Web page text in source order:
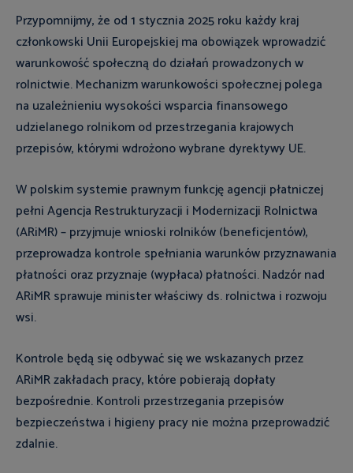
Przypomnijmy, że od 1 stycznia 2025 roku każdy kraj
członkowski Unii Europejskiej ma obowiązek wprowadzić
warunkowość społeczną do działań prowadzonych w
rolnictwie. Mechanizm warunkowości społecznej polega
na uzależnieniu wysokości wsparcia finansowego
udzielanego rolnikom od przestrzegania krajowych
przepisów, którymi wdrożono wybrane dyrektywy UE.
W polskim systemie prawnym funkcję agencji płatniczej
pełni Agencja Restrukturyzacji i Modernizacji Rolnictwa
(ARiMR) – przyjmuje wnioski rolników (beneficjentów),
przeprowadza kontrole spełniania warunków przyznawania
płatności oraz przyznaje (wypłaca) płatności. Nadzór nad
ARiMR sprawuje minister właściwy ds. rolnictwa i rozwoju
wsi.
Kontrole będą się odbywać się we wskazanych przez
ARiMR zakładach pracy, które pobierają dopłaty
bezpośrednie. Kontroli przestrzegania przepisów
bezpieczeństwa i higieny pracy nie można przeprowadzić
zdalnie.